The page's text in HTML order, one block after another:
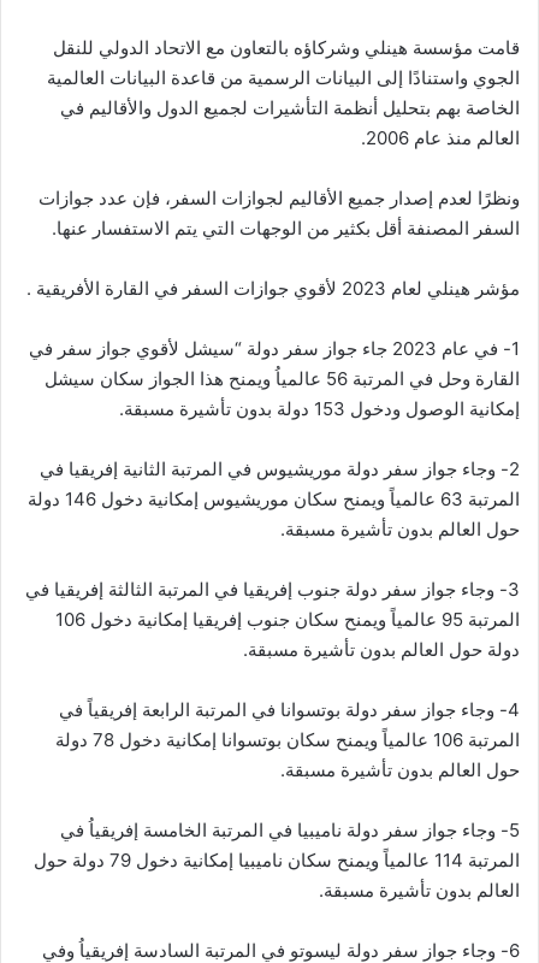
قامت مؤسسة هينلي وشركاؤه بالتعاون مع الاتحاد الدولي للنقل
الجوي واستنادًا إلى البيانات الرسمية من قاعدة البيانات العالمية
الخاصة بهم بتحليل أنظمة التأشيرات لجميع الدول والأقاليم في
العالم منذ عام 2006.
ونظرًا لعدم إصدار جميع الأقاليم لجوازات السفر، فإن عدد جوازات
السفر المصنفة أقل بكثير من الوجهات التي يتم الاستفسار عنها.
مؤشر هينلي لعام 2023 لأقوي جوازات السفر في القارة الأفريقية .
1- في عام 2023 جاء جواز سفر دولة “سيشل لأقوي جواز سفر في
القارة وحل في المرتبة 56 عالمياُ ويمنح هذا الجواز سكان سيشل
إمكانية الوصول ودخول 153 دولة بدون تأشيرة مسبقة.
2- وجاء جواز سفر دولة موريشيوس في المرتبة الثانية إفريقيا في
المرتبة 63 عالمياً ويمنح سكان موريشيوس إمكانية دخول 146 دولة
حول العالم بدون تأشيرة مسبقة.
3- وجاء جواز سفر دولة جنوب إفريقيا في المرتبة الثالثة إفريقيا في
المرتبة 95 عالمياً ويمنح سكان جنوب إفريقيا إمكانية دخول 106
دولة حول العالم بدون تأشيرة مسبقة.
4- وجاء جواز سفر دولة بوتسوانا في المرتبة الرابعة إفريقياً في
المرتبة 106 عالمياً ويمنح سكان بوتسوانا إمكانية دخول 78 دولة
حول العالم بدون تأشيرة مسبقة.
5- وجاء جواز سفر دولة ناميبيا في المرتبة الخامسة إفريقياُ في
المرتبة 114 عالمياً ويمنح سكان ناميبيا إمكانية دخول 79 دولة حول
العالم بدون تأشيرة مسبقة.
6- وجاء جواز سفر دولة ليسوتو في المرتبة السادسة إفريقياُ وفي